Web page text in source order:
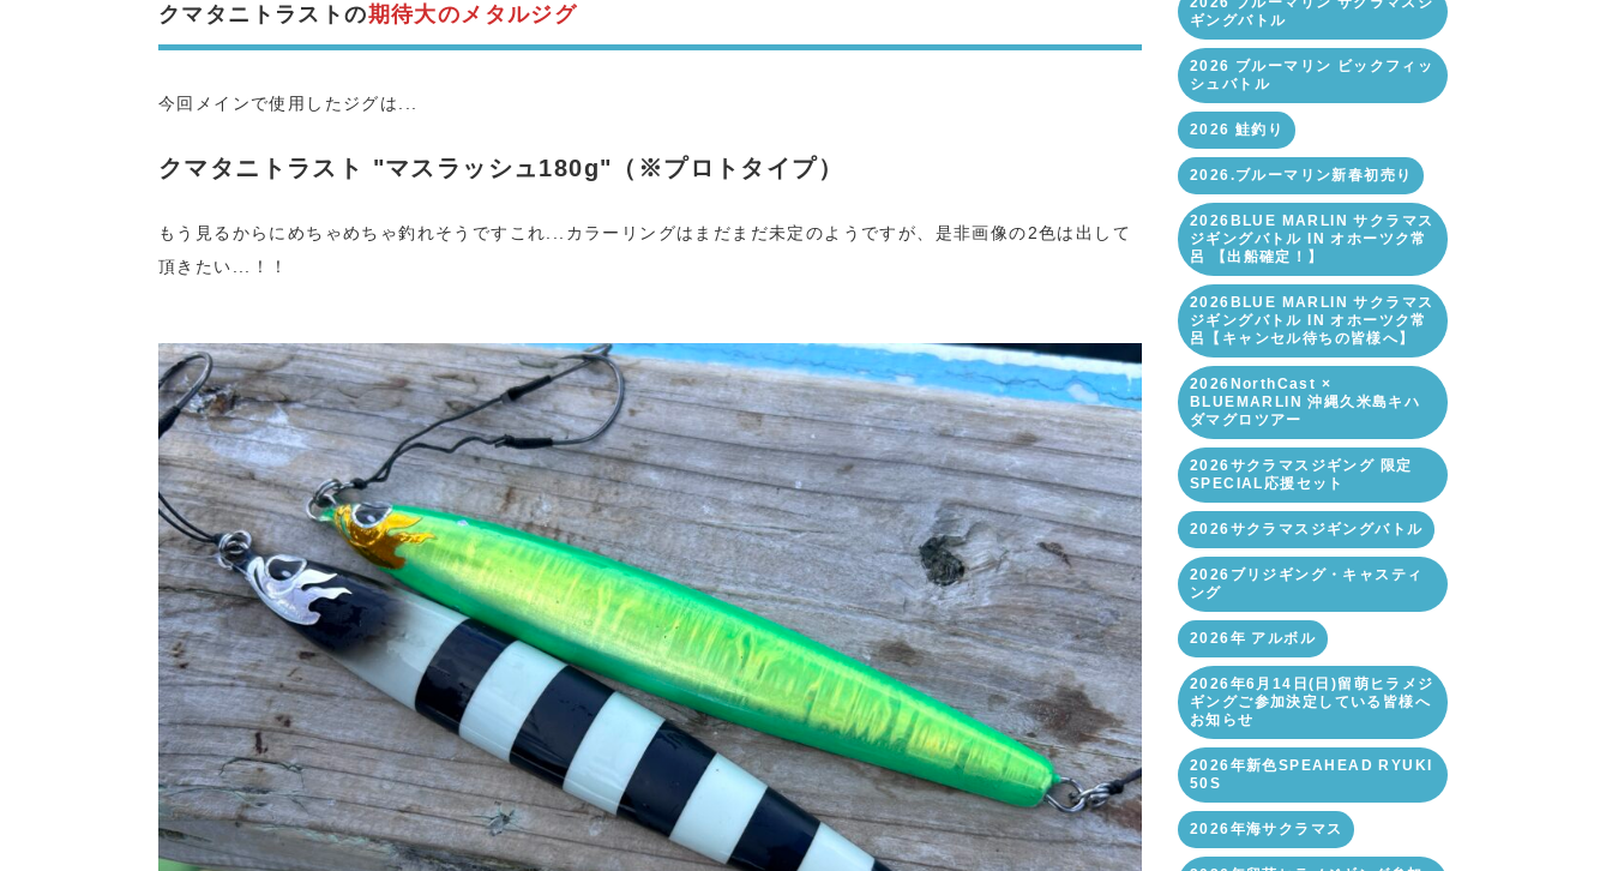
クマタニトラストの期待大のメタルジグ
今回メインで使用したジグは...
クマタニトラスト "マスラッシュ180g"（※プロトタイプ）
もう見るからにめちゃめちゃ釣れそうですこれ...カラーリングはまだまだ未定のようですが、是非画像の2色は出して
頂きたい...！！
ギングバトル
2026 ブルーマリン ビックフィッ
シュバトル
2026 鮭釣り
2026.ブルーマリン新春初売り
2026BLUE MARLIN サクラマス
ジギングバトル IN オホーツク常
呂 【出船確定！】
2026BLUE MARLIN サクラマス
ジギングバトル IN オホーツク常
呂【キャンセル待ちの皆様へ】
2026NorthCast ×
BLUEMARLIN 沖縄久米島キハ
ダマグロツアー
2026サクラマスジギング 限定
SPECIAL応援セット
2026サクラマスジギングバトル
2026ブリジギング・キャスティ
ング
2026年 アルボル
2026年6月14日(日)留萌ヒラメジ
ギングご参加決定している皆様へ
お知らせ
2026年新色SPEAHEAD RYUKI
50S
2026年海サクラマス